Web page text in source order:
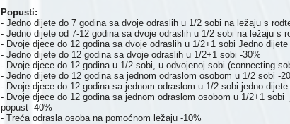
Popusti:
- Jedno dijete do 7 godina sa dvoje odraslih u 1/2 sobi na ležaju s
- Jedno dijete od 7-12 godina sa dvoje odraslih u 1/2 sobi na ležaju s
- Dvoje djece do 12 godina sa dvoje odraslih u 1/2+1 sobi Jedno
- Jedno dijete do 12 godina sa dvoje odraslih u 1/2+1 sobi -30%
- Dvoje djece do 12 godina u 1/2 sobi, u odvojenoj sobi (connecting
- Jedno dijete do 12 godina sa jednom odraslom osobom u 1/2 sobi -
- Dvoje djece do 12 godina sa jednom odraslom u 1/2 sobi jedno
- Dvoje djece do 12 godina sa jednom odraslom osobom u 1/2+1
popust -40%
- Treća odrasla osoba na pomoćnom ležaju -10%